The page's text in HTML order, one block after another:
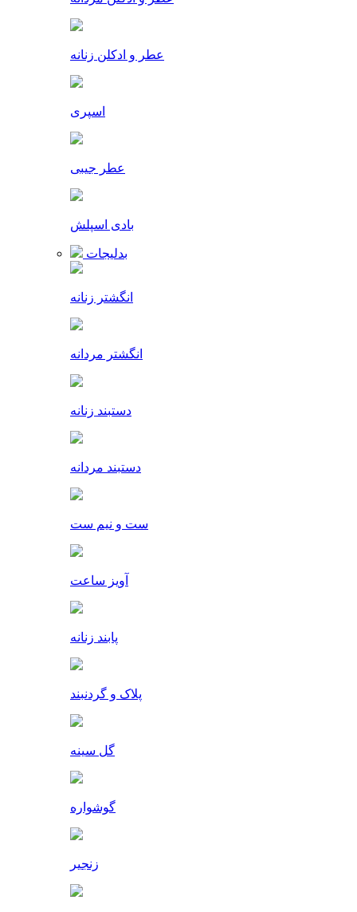
عطر و ادکلن زنانه
اسپری
عطر جیبی
بادی اسپلش
بدلیجات
انگشتر زنانه
انگشتر مردانه
دستبند زنانه
دستبند مردانه
ست و نیم ست
آویز ساعت
پابند زنانه
پلاک و گردنبند
گل سینه
گوشواره
زنجیر